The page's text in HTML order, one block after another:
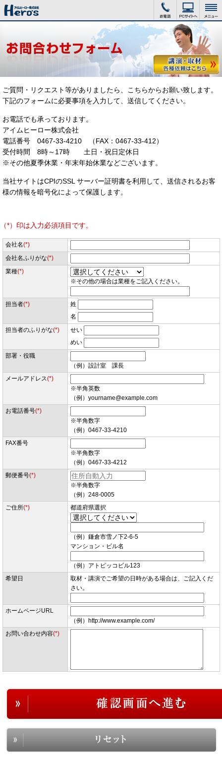
ご質問・リクエスト等がありましたら、こちらからお願い致します。
下記のフォームに必要事項を入力して、送信してください。
お電話でも承っております。
アイムヒーロー株式会社
電話番号 0467-33-4210 （FAX：0467-33-412）
受付時間 8時～17時 土日・祝日定休日
※その他夏季休業・年末年始休業などございます。
当社サイトはCPIのSSL サーバー証明書を利用して、送信されるお客
様の情報を暗号化によって保護します。
（*）印は入力必須項目です。
会社名(*)
会社名ふりがな(*)
業種(*)
※その他の場合は業種をご記入ください。
担当者(*)
姓
名
担当者のふりがな(*)
せい
めい
部署・役職
（例）設計室 課長
メールアドレス(*)
※半角英数
（例）yourname@example.com
お電話番号(*)
※半角数字
（例）0467-33-4210
FAX番号
※半角数字
（例）0467-33-4212
郵便番号(*)
※半角数字
（例）248-0005
ご住所(*) 都道府県選択
（例）鎌倉市雪ノ下2-6-5
マンション・ビル名
（例）アトピッコビル123
希望日
取材・講演でご希望の日時がある場合は、ご記入くだ
さい。
ホームページURL
（例）http://www.example.com/
お問い合わせ内容(*)